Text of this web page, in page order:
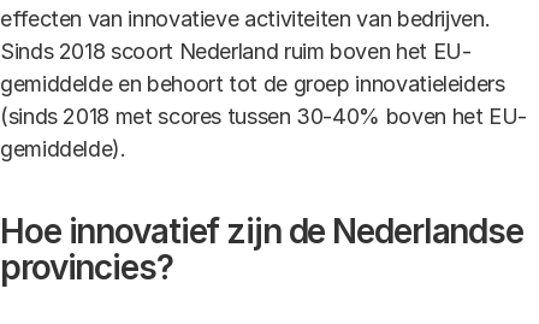
effecten van innovatieve activiteiten van bedrijven.
Sinds 2018 scoort Nederland ruim boven het EU-
gemiddelde en behoort tot de groep innovatieleiders
(sinds 2018 met scores tussen 30-40% boven het EU-
gemiddelde).
Hoe innovatief zijn de Nederlandse
provincies?